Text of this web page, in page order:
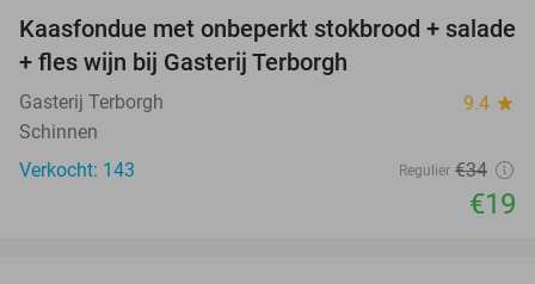
44%
Kaasfondue met onbeperkt stokbrood + salade
+ fles wijn bij Gasterij Terborgh
Gasterij Terborgh 9.4 star
Schinnen
Verkocht: 143
Regulier €34
€19